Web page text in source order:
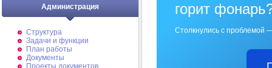
Администрация
Структура
Задачи и функции
План работы
Документы
Проекты документов
горит
Столкнулись с проблемой